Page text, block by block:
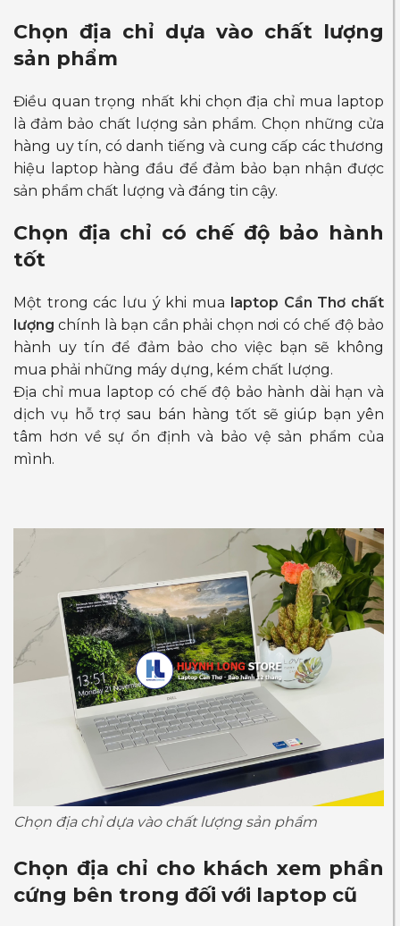
Chọn địa chỉ dựa vào chất lượng
sản phẩm
Điều quan trọng nhất khi chọn địa chỉ mua laptop
là đảm bảo chất lượng sản phẩm. Chọn những cửa
hàng uy tín, có danh tiếng và cung cấp các thương
hiệu laptop hàng đầu để đảm bảo bạn nhận được
sản phẩm chất lượng và đáng tin cậy.
Chọn địa chỉ có chế độ bảo hành
tốt
Một trong các lưu ý khi mua
laptop Cần Thơ chất
lượng chính là bạn cần phải chọn nơi có chế độ bảo
hành uy tín để đảm bảo cho việc bạn sẽ không
mua phải những máy dựng, kém chất lượng.
Địa chỉ mua laptop có chế độ bảo hành dài hạn và
dịch vụ hỗ trợ sau bán hàng tốt sẽ giúp bạn yên
tâm hơn về sự ổn định và bảo vệ sản phẩm của
mình.
Chọn địa chỉ dựa vào chất lượng sản phẩm
Chọn địa chỉ cho khách xem phần
cứng bên trong đối với laptop cũ